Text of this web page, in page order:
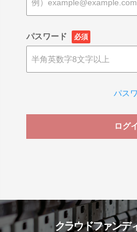
パスワード 必須
パス
ログ
クラウドファンデ